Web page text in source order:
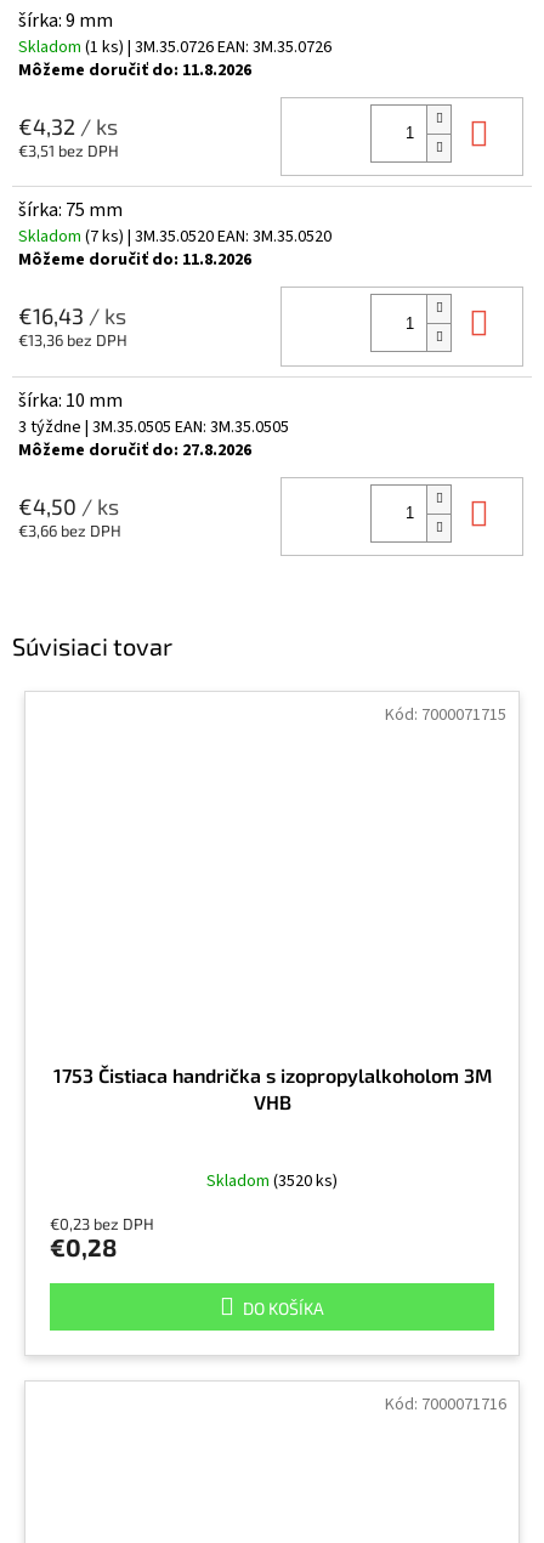
Súvisiaci tovar
1753 Čistiaca handrička s izopropylalkoholom 3M
VHB
Skladom (3520 ks)
€0,23 bez DPH
€0,28
DO KOŠÍKA
Kód: 7000071715
Kód: 7000071716
šírka: 9 mm
Skladom (1 ks) | 3M.35.0726EAN: 3M.35.0726
Môžeme doručiť do: 11.8.2026
€4,32 / ks
€3,51 bez DPH
šírka: 75 mm
Skladom (7 ks) | 3M.35.0520EAN: 3M.35.0520
Môžeme doručiť do: 11.8.2026
€16,43 / ks
€13,36 bez DPH
šírka: 10 mm
3 týždne | 3M.35.0505 EAN: 3M.35.0505
Môžeme doručiť do: 27.8.2026
€4,50 / ks
€3,66 bez DPH